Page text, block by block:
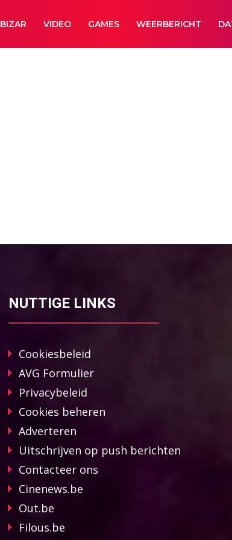
BIZAR VIDEO GAMES WEERBERICHT
NUTTIGE LINKS
Cookiesbeleid
AVG Formulier
Privacybeleid
Cookies beheren
Adverteren
Uitschrijven op push berichten
Contacteer ons
Cinenews.be
Out.be
Filous.be